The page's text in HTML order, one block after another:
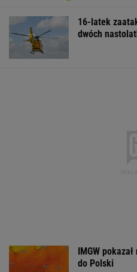
16-latek
dwóch
IMGW
do Polski